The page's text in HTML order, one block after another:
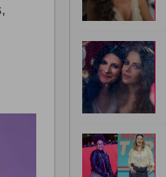
TRABALHE NO ESTRELANDO